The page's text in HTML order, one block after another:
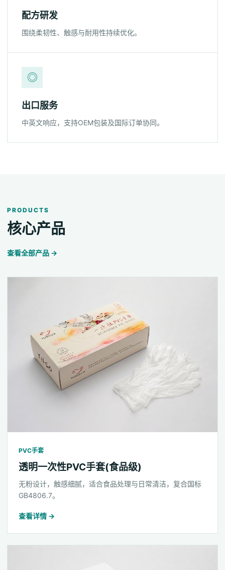
配方研发
围绕柔韧性、触感与耐用性持续优化。
◎
出口服务
中英文响应，支持OEM包装及国际订单协同。
PRODUCTS
核心产品
查看全部产品 →
PVC手套
透明一次性PVC手套(食品级)
无粉设计，触感细腻，适合食品处理与日常清洁，复合国标
GB4806.7。
查看详情 →